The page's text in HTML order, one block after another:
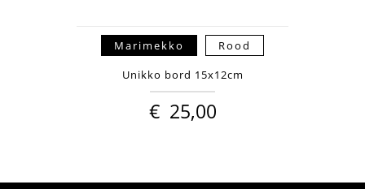
Marimekko Rood
Unikko bord 15x12cm
€ 25,00